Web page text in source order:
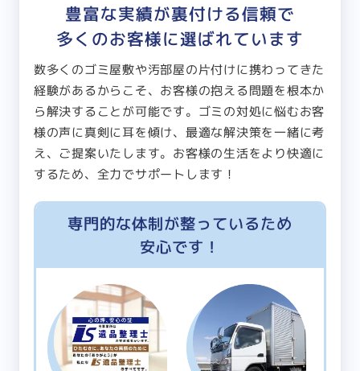
豊富な実績が裏付ける信頼で
多くのお客様に選ばれています
数多くのゴミ屋敷や汚部屋の片付けに携わってきた
経験があるからこそ、お客様の抱える問題を根本か
ら解決することが可能です。ゴミの対処に悩むお客
様の声に真剣に耳を傾け、最適な解決策を一緒に考
え、ご提案いたします。お客様の生活をより快適に
するため、全力でサポートします！
専門的な体制が整っているため
安心です！